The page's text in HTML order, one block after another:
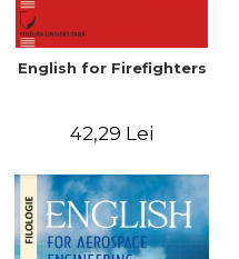
English for Firefighters
42,29 Lei